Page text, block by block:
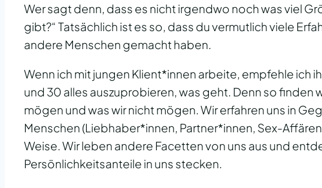
Wer sagt denn, dass es nicht irgendwo noch was viel
gibt?“ Tatsächlich ist es so, dass du vermutlich viele
andere Menschen gemacht haben.
Wenn ich mit jungen Klient*innen arbeite, empfehle ich
und 30 alles auszuprobieren, was geht. Denn so finden
mögen und was wir nicht mögen. Wir erfahren uns in
Menschen (Liebhaber*innen, Partner*innen, Sex-
Weise. Wir leben andere Facetten von uns aus und
Persönlichkeitsanteile in uns stecken.